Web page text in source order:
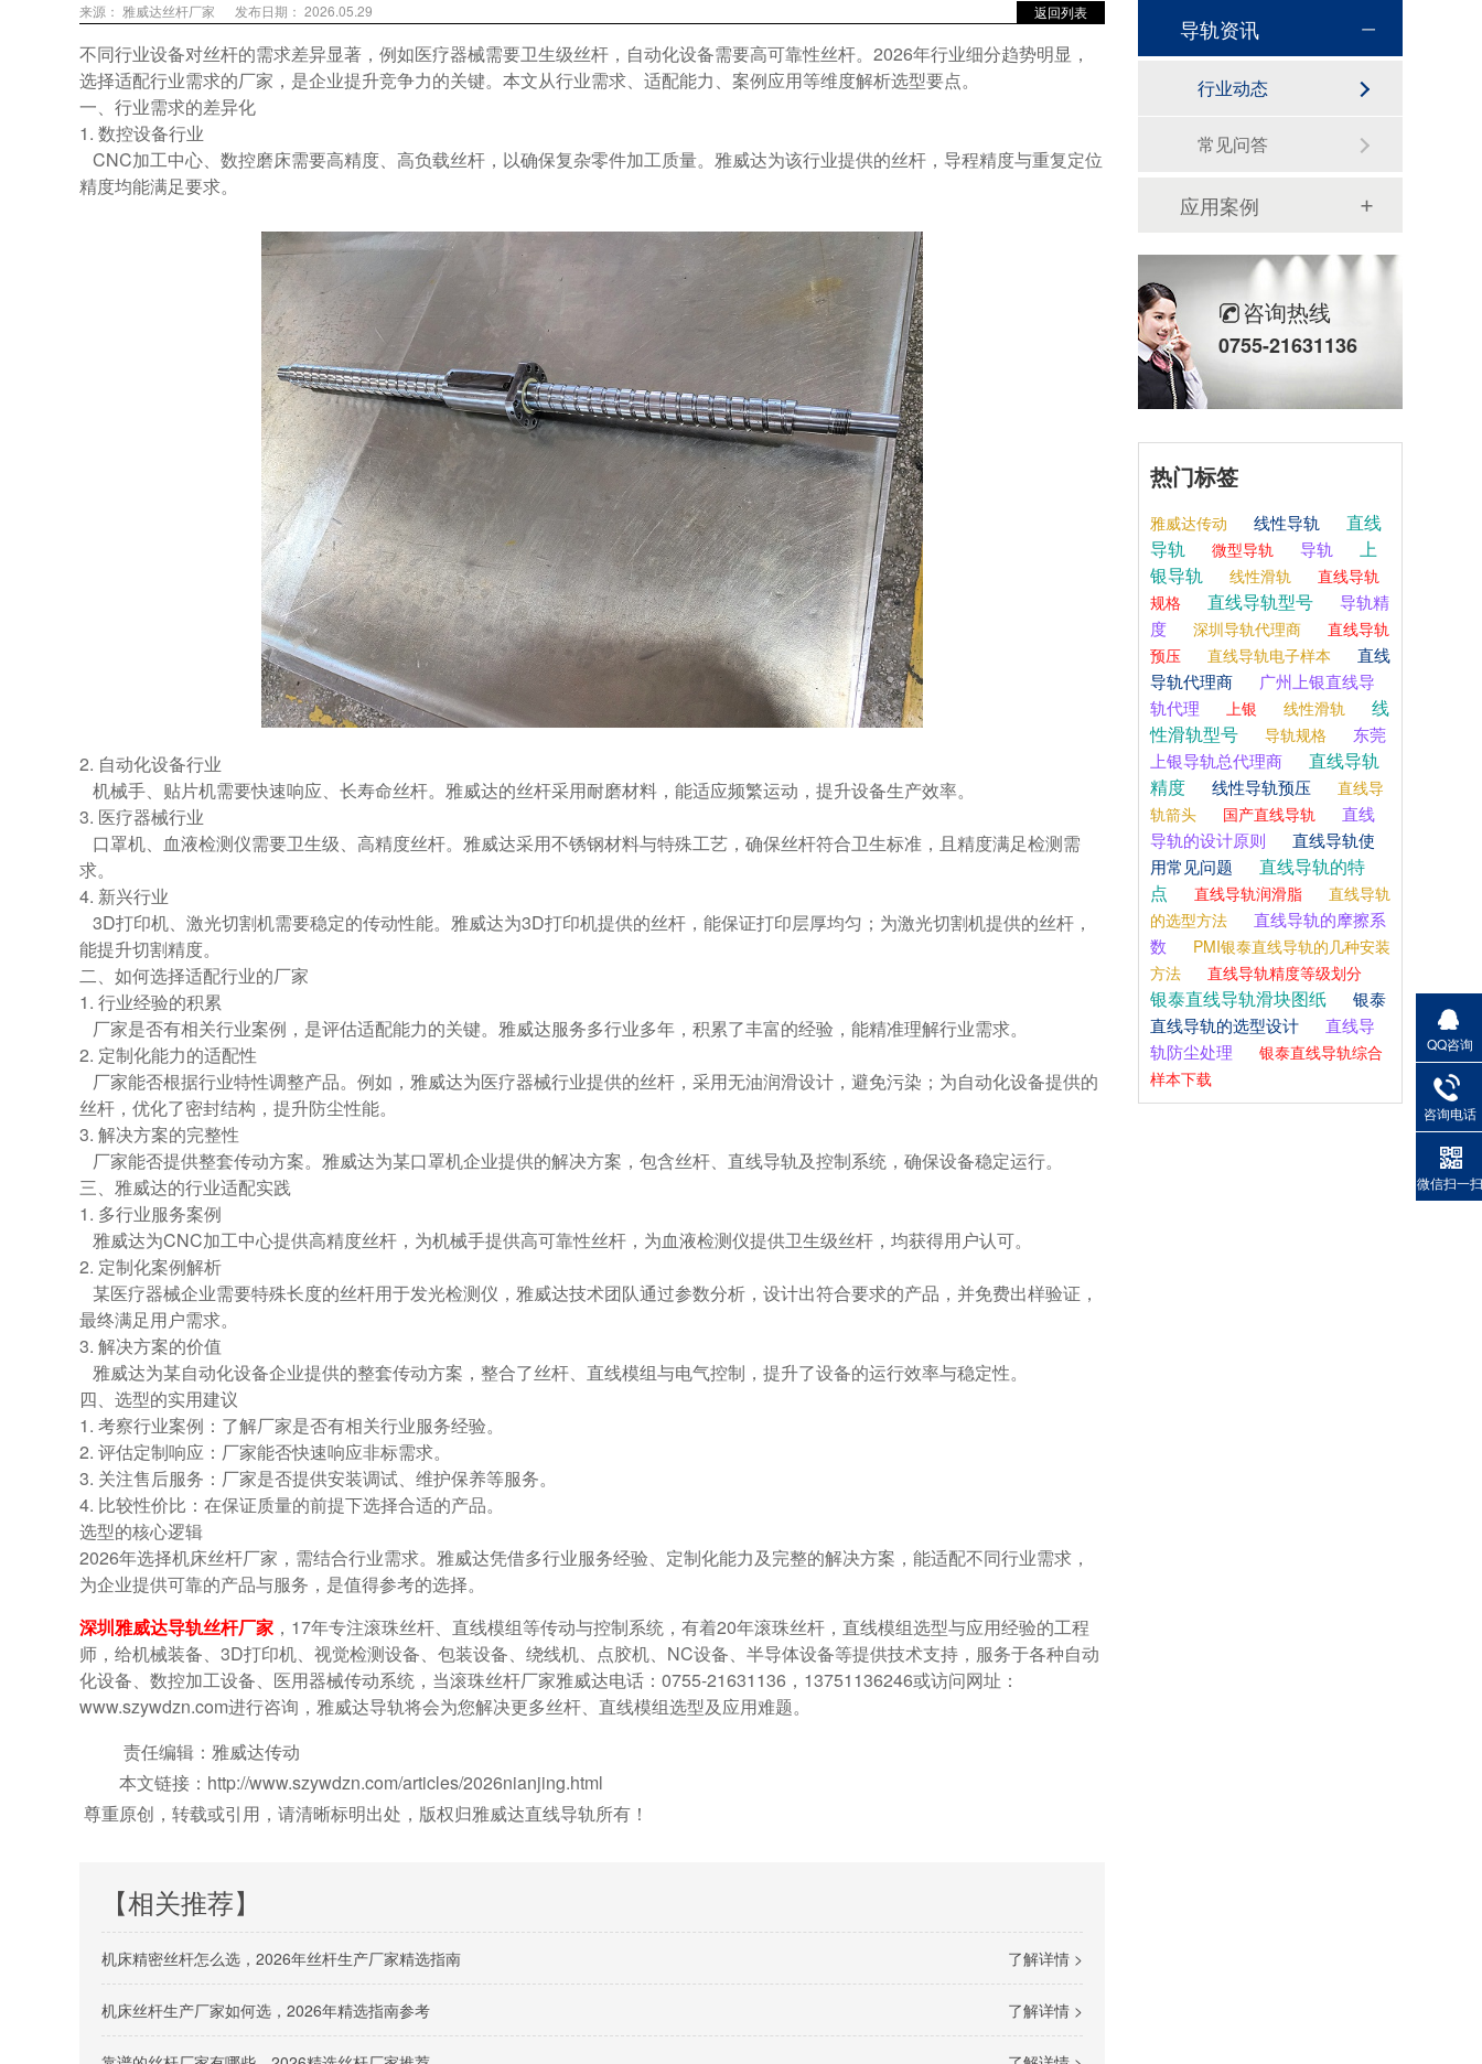
返回列表
来源： 雅威达丝杆厂家 发布日期： 2026.05.29
不同行业设备对丝杆的需求差异显著，例如医疗器械需要卫生级丝杆，自动化设备需要高可靠性丝杆。2026年行业细分趋势明显，
选择适配行业需求的厂家，是企业提升竞争力的关键。本文从行业需求、适配能力、案例应用等维度解析选型要点。
一、行业需求的差异化
1. 数控设备行业
CNC加工中心、数控磨床需要高精度、高负载丝杆，以确保复杂零件加工质量。雅威达为该行业提供的丝杆，导程精度与重复定位
精度均能满足要求。
2. 自动化设备行业
机械手、贴片机需要快速响应、长寿命丝杆。雅威达的丝杆采用耐磨材料，能适应频繁运动，提升设备生产效率。
3. 医疗器械行业
口罩机、血液检测仪需要卫生级、高精度丝杆。雅威达采用不锈钢材料与特殊工艺，确保丝杆符合卫生标准，且精度满足检测需
求。
4. 新兴行业
3D打印机、激光切割机需要稳定的传动性能。雅威达为3D打印机提供的丝杆，能保证打印层厚均匀；为激光切割机提供的丝杆，
能提升切割精度。
二、如何选择适配行业的厂家
1. 行业经验的积累
厂家是否有相关行业案例，是评估适配能力的关键。雅威达服务多行业多年，积累了丰富的经验，能精准理解行业需求。
2. 定制化能力的适配性
厂家能否根据行业特性调整产品。例如，雅威达为医疗器械行业提供的丝杆，采用无油润滑设计，避免污染；为自动化设备提供的
丝杆，优化了密封结构，提升防尘性能。
3. 解决方案的完整性
厂家能否提供整套传动方案。雅威达为某口罩机企业提供的解决方案，包含丝杆、直线导轨及控制系统，确保设备稳定运行。
三、雅威达的行业适配实践
1. 多行业服务案例
雅威达为CNC加工中心提供高精度丝杆，为机械手提供高可靠性丝杆，为血液检测仪提供卫生级丝杆，均获得用户认可。
2. 定制化案例解析
某医疗器械企业需要特殊长度的丝杆用于发光检测仪，雅威达技术团队通过参数分析，设计出符合要求的产品，并免费出样验证，
最终满足用户需求。
3. 解决方案的价值
雅威达为某自动化设备企业提供的整套传动方案，整合了丝杆、直线模组与电气控制，提升了设备的运行效率与稳定性。
四、选型的实用建议
1. 考察行业案例：了解厂家是否有相关行业服务经验。
2. 评估定制响应：厂家能否快速响应非标需求。
3. 关注售后服务：厂家是否提供安装调试、维护保养等服务。
4. 比较性价比：在保证质量的前提下选择合适的产品。
选型的核心逻辑
2026年选择机床丝杆厂家，需结合行业需求。雅威达凭借多行业服务经验、定制化能力及完整的解决方案，能适配不同行业需求，
为企业提供可靠的产品与服务，是值得参考的选择。
深圳雅威达导轨丝杆厂家 ，17年专注滚珠丝杆、直线模组等传动与控制系统，有着20年滚珠丝杆，直线模组选型与应用经验的工程
师，给机械装备、3D打印机、视觉检测设备、包装设备、绕线机、点胶机、NC设备、半导体设备等提供技术支持，服务于各种自动
化设备、数控加工设备、医用器械传动系统，当滚珠丝杆厂家雅威达电话：0755-21631136，13751136246或访问网址：
www.szywdzn.com进行咨询，雅威达导轨将会为您解决更多丝杆、直线模组选型及应用难题。
责任编辑：雅威达传动
本文链接：http://www.szywdzn.com/articles/2026nianjing.html
尊重原创，转载或引用，请清晰标明出处，版权归雅威达直线导轨所有！
【相关推荐】
了解详情 >
机床精密丝杆怎么选，2026年丝杆生产厂家精选指南
了解详情 >
机床丝杆生产厂家如何选，2026年精选指南参考
导轨资讯
行业动态
常见问答
应用案例
咨询热线
0755-21631136
热门标签
雅威达传动 线性导轨
直线
导轨
微型导轨 导轨
上
银导轨
线性滑轨
直线导轨
规格
直线导轨型号
导轨精
度
深圳导轨代理商
直线导轨
预压
直线导轨电子样本
直线
导轨代理商
广州上银直线导
轨代理
上银 线性滑轨
线
性滑轨型号
导轨规格
东莞
上银导轨总代理商
直线导轨
精度
线性导轨预压
直线导
轨箭头
国产直线导轨
直线
导轨的设计原则
直线导轨使
用常见问题
直线导轨的特
点
直线导轨润滑脂
直线导轨
的选型方法
直线导轨的摩擦系
数
PMI银泰直线导轨的几种安装
方法
直线导轨精度等级划分
银泰直线导轨滑块图纸
银泰
直线导轨的选型设计
直线导
轨防尘处理
银泰直线导轨综合
样本下载
QQ咨询
咨询电话
微信扫一扫